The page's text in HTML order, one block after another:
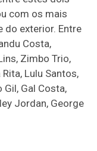
com os mais
do exterior. Entre
Costa,
Zimbo Trio,
Lulu Santos,
Gil, Gal Costa,
Jordan, George